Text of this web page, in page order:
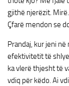
gjithë njerëzit.
Çfarë mendon se
Prandaj, kur jeni
efektivitetit të
ka vlerë thjesht të
vdiq për këdo. Ai